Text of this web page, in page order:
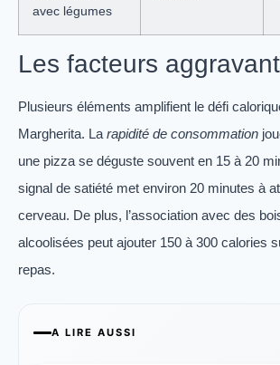
avec légumes
Les facteurs
Plusieurs éléments amplifient le défi
Margherita. La rapidité de consommation
une pizza se déguste souvent en 15 à 20
signal de satiété met environ 20 minutes à
cerveau. De plus, l’association avec des
alcoolisées peut ajouter 150 à 300 calories
repas.
A LIRE AUSSI